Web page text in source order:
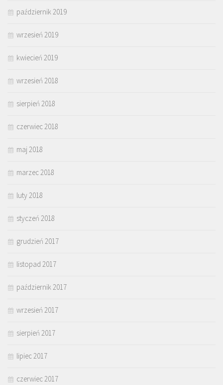
październik 2019
wrzesień 2019
kwiecień 2019
wrzesień 2018
sierpień 2018
czerwiec 2018
maj 2018
marzec 2018
luty 2018
styczeń 2018
grudzień 2017
listopad 2017
październik 2017
wrzesień 2017
sierpień 2017
lipiec 2017
czerwiec 2017